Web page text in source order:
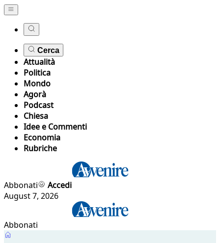
Cerca
Attualità
Politica
Mondo
Agorà
Podcast
Chiesa
Idee e Commenti
Economia
Rubriche
Abbonati
Accedi
August 7, 2026
Abbonati